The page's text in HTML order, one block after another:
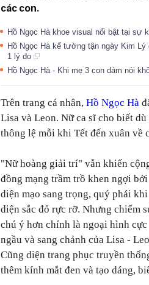
các con.
Hồ Ngọc Hà khoe visual nổi bật tại sự
Hồ Ngọc Hà kể tường tận ngày Kim
1 lý do
Hồ Ngọc Hà - Khi mẹ 3 con dám nói
Trên trang cá nhân, Hồ Ngọc Hà
Lisa và Leon. Nữ ca sĩ cho biết
thông lệ mỗi khi Tết đến xuân về
"Nữ hoàng giải trí" vẫn khiến
đồng mạng trầm trồ khen ngợi bởi
diện mạo sang trọng, quý phái khi
diện sắc đỏ rực rỡ. Nhưng chiếm
chú ý hơn chính là ngoại hình cực
ngầu và sang chảnh của Lisa -
Cũng diện trang phục truyền
thêm kính mắt đen và tạo dáng,